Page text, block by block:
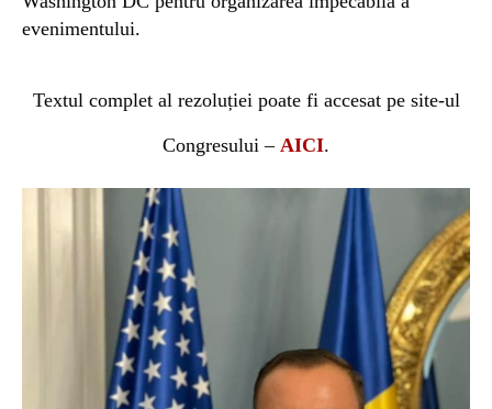
evenimentului.
Textul complet al rezoluției poate fi accesat pe site-ul
Congresului – AICI.